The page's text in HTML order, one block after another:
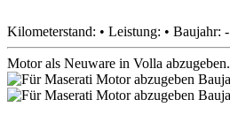
Kilometerstand: • Leistung: • Baujahr: -
Motor als Neuware in Volla abzugeben.